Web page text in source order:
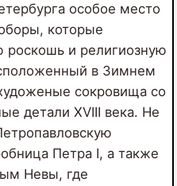
особое место
которые
и религиозную
в Зимнем
сокровища со
детали XVIII века. Не
Петра I, а также
Невы, где